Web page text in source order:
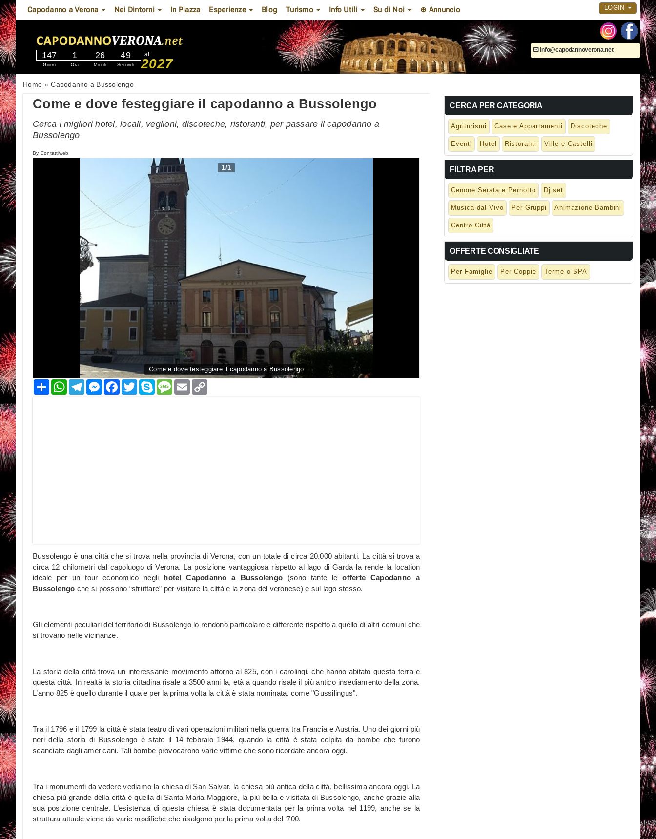
Capodanno a Verona Nei Dintorni In Piazza Esperienze Blog Turismo Info Utili Su di Noi ⊕ Annuncio LOGIN
147
Giorni
1
Ora
26
Minuti
48
Secondi
al
2027
info@capodannoverona.net
Home Capodanno a Bussolengo
Come e dove festeggiare il capodanno a Bussolengo
Cerca i migliori hotel, locali, veglioni, discoteche, ristoranti, per passare il capodanno a
Bussolengo
By Contattiweb
1/1
Come e dove festeggiare il capodanno a Bussolengo
CondividiWhatsAppTelegramMessenger
Facebook
TwitterSkypeMessage
Email
Bussolengo è una città che si trova nella provincia di Verona, con un totale di circa 20.000 abitanti. La città si trova a
circa 12 chilometri dal capoluogo di Verona. La posizione vantaggiosa rispetto al lago di Garda la rende la location
ideale per un tour economico negli hotel Capodanno a Bussolengo (sono tante leofferte Capodanno a
Bussolengo che si possono “sfruttare” per visitare la città e la zona del veronese) e sul lago stesso.
Gli elementi peculiari del territorio di Bussolengo lo rendono particolare e differente rispetto a quello di altri comuni che
si trovano nelle vicinanze.
La storia della città trova un interessante movimento attorno al 825, con i carolingi, che hanno abitato questa terra e
questa città. In realtà la storia cittadina risale a 3500 anni fa, età a quando risale il più antico insediamento della zona.
L’anno 825 è quello durante il quale per la prima volta la città è stata nominata, come "Gussilingus".
Tra il 1796 e il 1799 la città è stata teatro di vari operazioni militari nella guerra tra Francia e Austria. Uno dei giorni più
neri della storia di Bussolengo è stato il 14 febbraio 1944, quando la città è stata colpita da bombe che furono
scanciate dagli americani. Tali bombe provocarono varie vittime che sono ricordate ancora oggi.
Tra i monumenti da vedere vediamo la chiesa di San Salvar, la chiesa più antica della città, bellissima ancora oggi. La
chiesa più grande della città è quella di Santa Maria Maggiore, la più bella e visitata di Bussolengo, anche grazie alla
sua posizione centrale. L’esistenza di questa chiesa è stata documentata per la prima volta nel 1199, anche se la
struttura attuale viene da varie modifiche che risalgono per la prima volta del ‘700.
CERCA PER CATEGORIA
Agriturismi Case e Appartamenti Discoteche
Eventi Hotel Ristoranti Ville e Castelli
FILTRA PER
Cenone Serata e Pernotto Dj set
Musica dal Vivo Per Gruppi Animazione Bambini
Centro Città
OFFERTE CONSIGLIATE
Per Famiglie Per Coppie Terme o SPA